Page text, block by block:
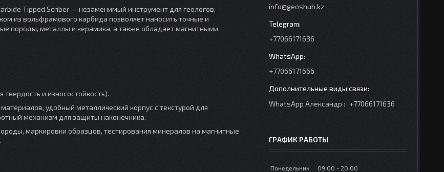
Tipped Scriber — незаменимый инструмент для геологов,
из вольфрамового карбида позволяет наносить точные и
породы, металлы и керамика, а также обладает магнитными
и износостойкость).
удобный металлический корпус с текстурой для
механизм для защиты наконечника.
маркировки образцов, тестирования минералов на магнитные
info@geoshub.kz
+77066171636
+77066171666
WhatsApp Александр +77066171636
ГРАФИК РАБОТЫ
Понедельник 09:00
20:00